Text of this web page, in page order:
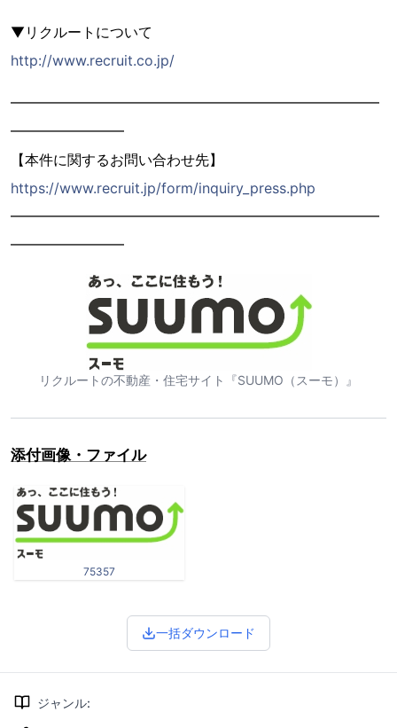
▼リクルートについて
http://www.recruit.co.jp/
━━━━━━━━━━━━━━━━━━━━━━━━━━
━━━━━━━━
【本件に関するお問い合わせ先】
https://www.recruit.jp/form/inquiry_press.php
━━━━━━━━━━━━━━━━━━━━━━━━━━
━━━━━━━━
リクルートの不動産・住宅サイト『SUUMO（スーモ）』
添付画像・ファイル
75357
一括ダウンロード
ジャンル: